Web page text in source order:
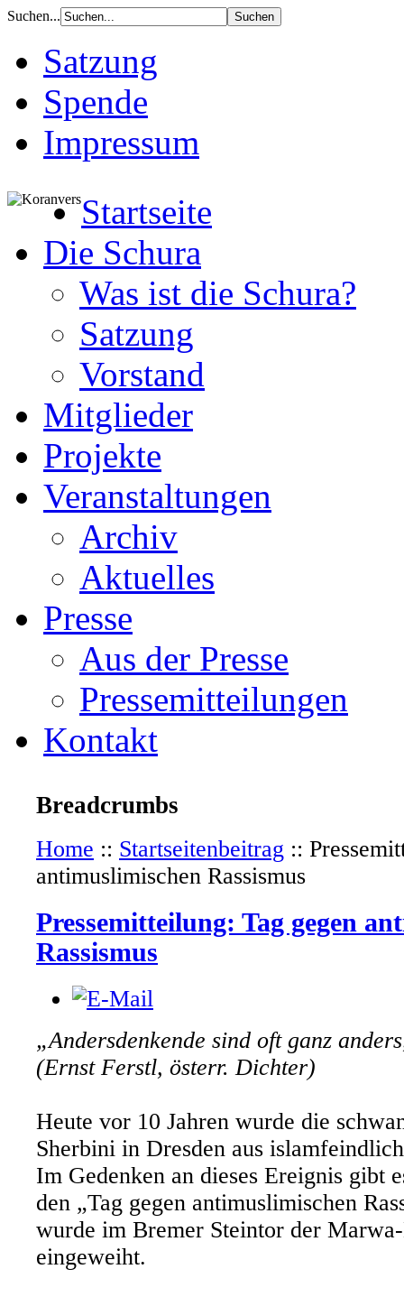
Suchen...
Satzung
Spende
Impressum
Startseite
Die Schura
Was ist die Schura?
Satzung
Vorstand
Mitglieder
Projekte
Veranstaltungen
Archiv
Aktuelles
Presse
Aus der Presse
Pressemitteilungen
Kontakt
Breadcrumbs
Home :: Startseitenbeitrag ::
antimuslimischen Rassismus
Pressemitteilung: Tag gegen
Rassismus
„Andersdenkende sind oft ganz
(Ernst Ferstl, österr. Dichter)
Heute vor 10 Jahren wurde die
Sherbini in Dresden aus
Im Gedenken an dieses Ereignis gibt
den „Tag gegen antimuslimischen
wurde im Bremer Steintor der
eingeweiht.